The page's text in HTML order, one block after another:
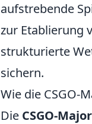
aufstrebende
zur Etablierung
strukturierte
sichern.
Wie die CSGO-
Die CSGO-